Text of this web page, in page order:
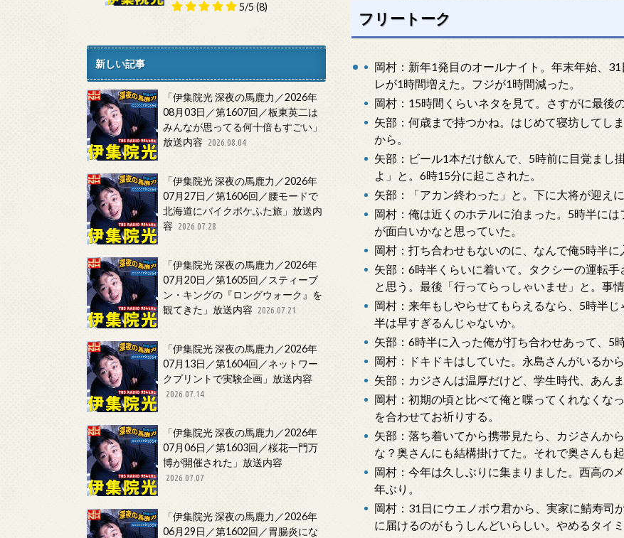
フリートーク
岡村：新年1発目のオールナイト。年末年始、
レが1時間増えた。フジが1時間減った。
岡村：15時間くらいネタを見て。さすがに最後
矢部：何歳まで持つかね。はじめて寝坊してし
から。
矢部：ビール1本だけ飲んで、5時前に目覚まし
よ」と。6時15分に起こされた。
矢部：「アカン終わった」と。下に大将が迎えに
岡村：俺は近くのホテルに泊まった。5時半に
が面白いかなと思っていた。
岡村：打ち合わせもないのに、なんで俺5時半に
矢部：6時半くらいに着いて。タクシーの運転
と思う。最後「行ってらっしゃいませ」と。事
岡村：来年もしやらせてもらえるなら、5時半
半は早すぎるんじゃないか。
矢部：6時半に入った俺が打ち合わせあって、5
岡村：ドキドキはしていた。永島さんがいるか
矢部：カジさんは温厚だけど、学生時代、あん
岡村：初期の頃と比べて俺と喋ってくれなくな
を合わせてお祈りする。
矢部：落ち着いてから携帯見たら、カジさんか
な？奥さんにも結構掛けてた。それで奥さんも
岡村：今年は久しぶりに集まりました。西高の
年ぶり。
岡村：31日にウエノボウ君から、実家に鯖寿司
に届けるのがもうしんどいらしい。やめるタイ
5/5 (8)
新しい記事
「伊集院光 深夜の馬鹿力／2026年
08月03日／第1607回／板東英二は
みんなが思ってる何十倍もすごい」
放送内容
2026.08.04
「伊集院光 深夜の馬鹿力／2026年
07月27日／第1606回／腰モードで
北海道にバイクポケふた旅」放送内
容
2026.07.28
「伊集院光 深夜の馬鹿力／2026年
07月20日／第1605回／スティーブ
ン・キングの『ロングウォーク』を
観てきた」放送内容
2026.07.21
「伊集院光 深夜の馬鹿力／2026年
07月13日／第1604回／ネットワー
クプリントで実験企画」放送内容
2026.07.14
「伊集院光 深夜の馬鹿力／2026年
07月06日／第1603回／桜花一門万
博が開催された」放送内容
2026.07.07
「伊集院光 深夜の馬鹿力／2026年
06月29日／第1602回／胃腸炎にな